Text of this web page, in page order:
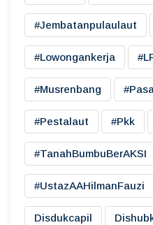
#jembatanpulaulaut
#lowongankerja
#musrenbang
#pestalaut #pkk
#TanahBumbuBerAKSI
#UstazAAHilmanFauzi
Disdukcapil